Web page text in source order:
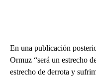
En una publicación
Ormuz “será un estrecho
estrecho de derrota y